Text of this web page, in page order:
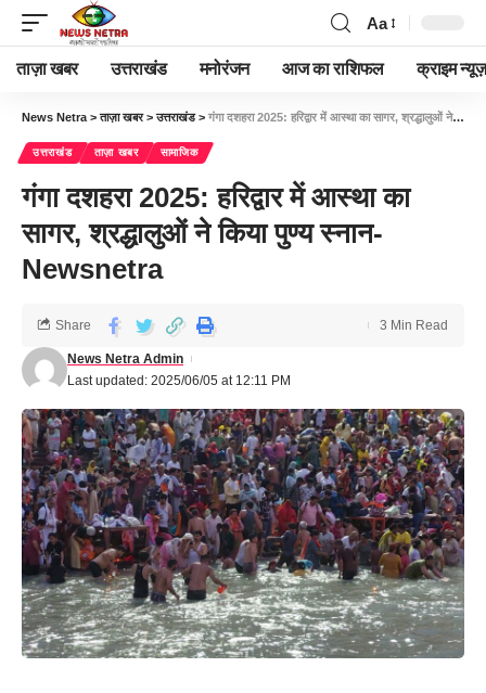
Aa
ताज़ा खबर उत्तराखंड मनोरंजन आज का राशिफल क्राइम न्यूज़
News Netra >ताज़ा खबर>उत्तराखंड> गंगा दशहरा 2025: हरिद्वार में आस्था का सागर, श्रद्धालुओं ने किया पुण्य स्नान-Newsnetra
उत्तराखंड ताज़ा खबर सामाजिक
गंगा दशहरा 2025: हरिद्वार में आस्था का
सागर, श्रद्धालुओं ने किया पुण्य स्नान-
Newsnetra
Last updated: 2025/06/05 at 12:11 PM
News Netra Admin
Share 3 Min Read